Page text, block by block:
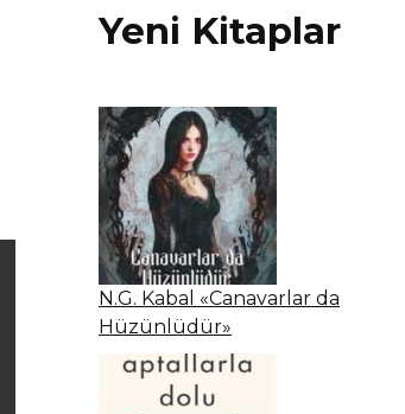
Yeni Kitaplar
N.G. Kabal «Canavarlar da
Hüzünlüdür»